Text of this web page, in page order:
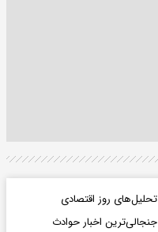
تحلیل‌های روز اقتصادی
جنجالی‌ترین اخبار حوادث